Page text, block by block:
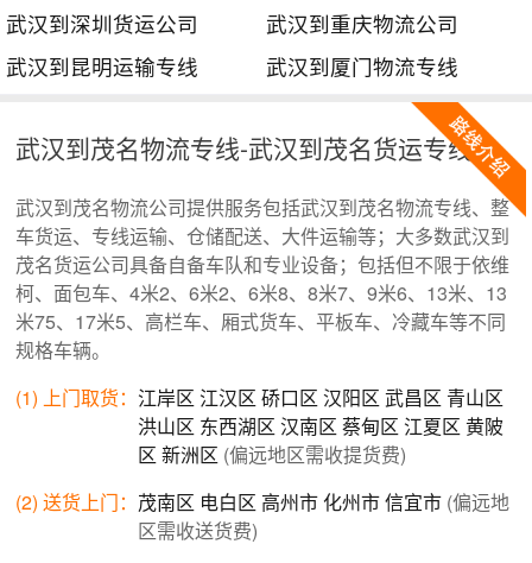
武汉到深圳货运公司
武汉到重庆物流公司
武汉到昆明运输专线
武汉到厦门物流专线
武汉到茂名物流专线-武汉到茂名货运专线
武汉到茂名物流公司提供服务包括武汉到茂名物流专线、整
车货运、专线运输、仓储配送、大件运输等；大多数武汉到
茂名货运公司具备自备车队和专业设备；包括但不限于依维
柯、面包车、4米2、6米2、6米8、8米7、9米6、13米、13
米75、17米5、高栏车、厢式货车、平板车、冷藏车等不同
规格车辆。
(1) 上门取货： 江岸区 江汉区 硚口区 汉阳区 武昌区 青山区
洪山区 东西湖区 汉南区 蔡甸区 江夏区 黄陂
区 新洲区 (偏远地区需收提货费)
(2) 送货上门： 茂南区 电白区 高州市化州市信宜市 (偏远地
区需收送货费)